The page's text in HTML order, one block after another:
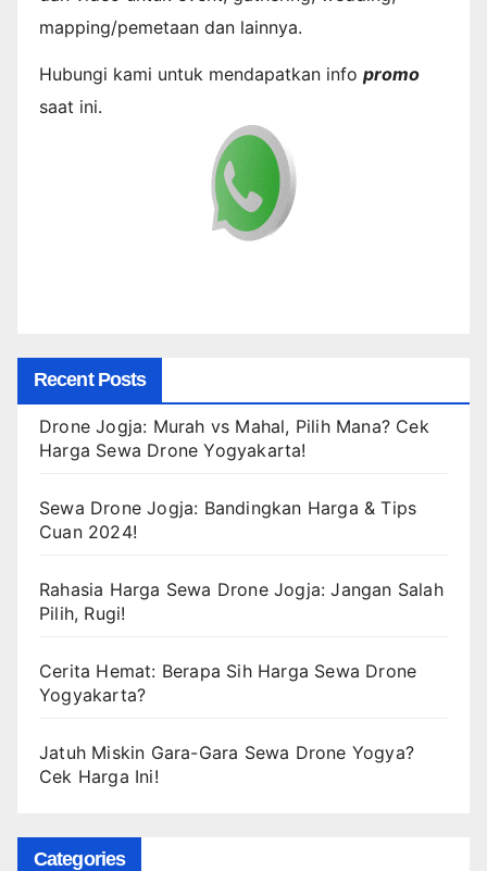
mapping/pemetaan dan lainnya.
Hubungi kami untuk mendapatkan info promo
saat ini.
Recent Posts
Drone Jogja: Murah vs Mahal, Pilih Mana? Cek
Harga Sewa Drone Yogyakarta!
Sewa Drone Jogja: Bandingkan Harga & Tips
Cuan 2024!
Rahasia Harga Sewa Drone Jogja: Jangan Salah
Pilih, Rugi!
Cerita Hemat: Berapa Sih Harga Sewa Drone
Yogyakarta?
Jatuh Miskin Gara-Gara Sewa Drone Yogya?
Cek Harga Ini!
Categories